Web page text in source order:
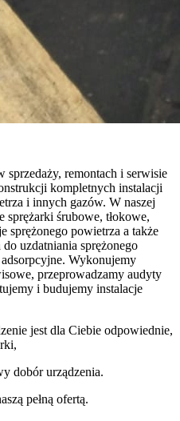
remontach i serwisie
kompletnych instalacji
i innych gazów. W naszej
sprężarki śrubowe, tłokowe,
sprężonego powietrza a także
uzdatniania sprężonego
Wykonujemy
przeprowadzamy audyty
i budujemy instalacje
jest dla Ciebie odpowiednie,
dobór urządzenia.
pełną ofertą.